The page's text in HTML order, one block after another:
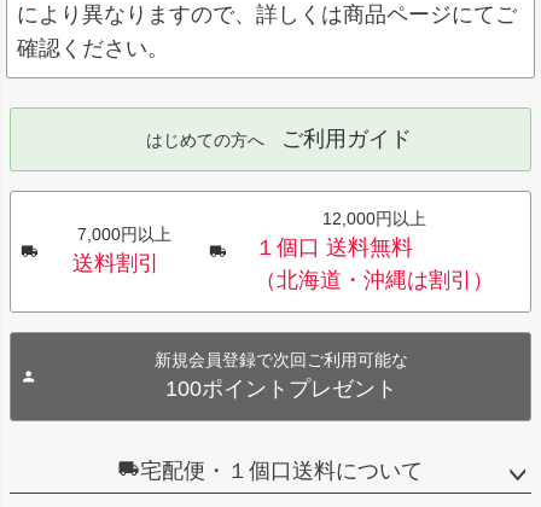
により異なりますので、詳しくは商品ページにてご
確認ください。
はじめての方へ ご利用ガイド
7,000円以上
送料割引
12,000円以上
１個口 送料無料
（北海道・沖縄は割引）
新規会員登録で次回ご利用可能な
100ポイントプレゼント
宅配便・１個口送料について